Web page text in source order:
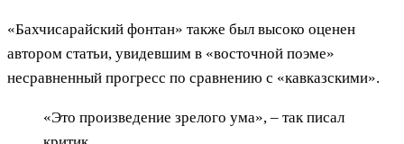
«Бахчисарайский фонтан» также был высоко оценен
автором статьи, увидевшим в «восточной поэме»
несравненный прогресс по сравнению с «кавказскими».
«Это произведение зрелого ума», – так писал